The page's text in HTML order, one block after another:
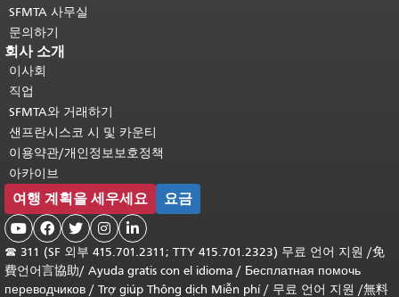
SFMTA 사무실
문의하기
회사 소개
이사회
직업
SFMTA와 거래하기
샌프란시스코 시 및 카운티
이용약관/개인정보보호정책
아카이브
여행 계획을 세우세요 요금
    
☎ 311 (SF 외부 415.701.2311; TTY 415.701.2323) 무료 언어 지원 /免
費언어言協助/ Ayuda gratis con el idioma / Бесплатная помочь
переводчиков / Trợ giúp Thông dịch Miễn phí/ 무료 언어 지원 /無料